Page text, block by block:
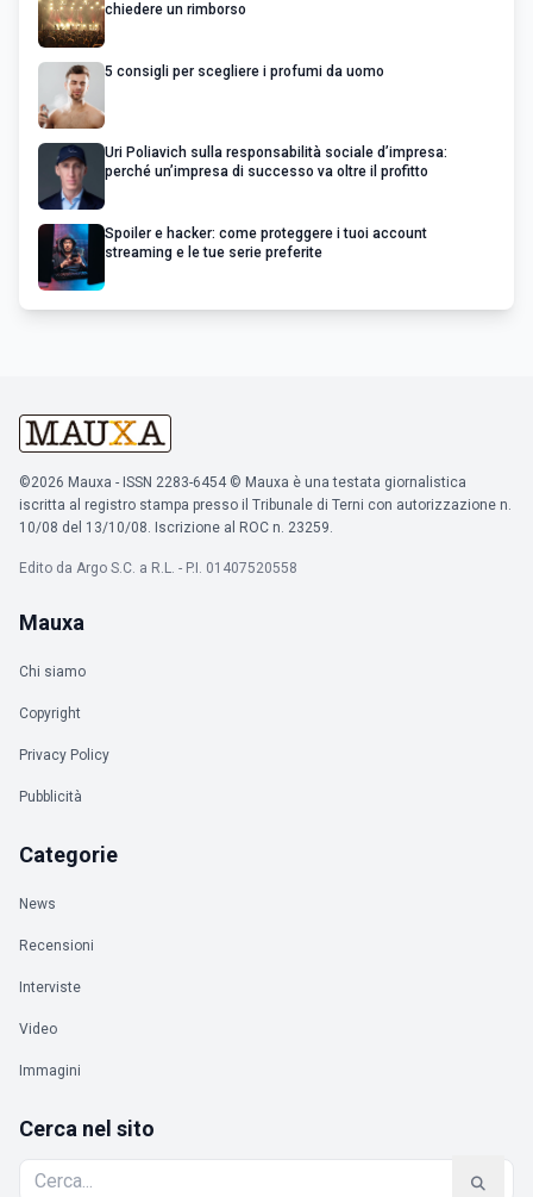
chiedere un rimborso
5 consigli per scegliere i profumi da uomo
Uri Poliavich sulla responsabilità sociale d’impresa:
perché un’impresa di successo va oltre il profitto
Spoiler e hacker: come proteggere i tuoi account
streaming e le tue serie preferite
©2026 Mauxa - ISSN 2283-6454 © Mauxa è una testata giornalistica
iscritta al registro stampa presso il Tribunale di Terni con autorizzazione n.
10/08 del 13/10/08. Iscrizione al ROC n. 23259.
Edito da Argo S.C. a R.L. - P.I. 01407520558
Mauxa
Chi siamo
Copyright
Privacy Policy
Pubblicità
Categorie
News
Recensioni
Interviste
Video
Immagini
Cerca nel sito